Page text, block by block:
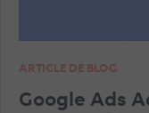
ARTICLE DE BLOG
Google Ads